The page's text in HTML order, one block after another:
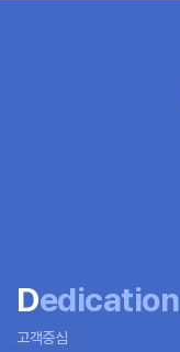
edication
D
고객중심